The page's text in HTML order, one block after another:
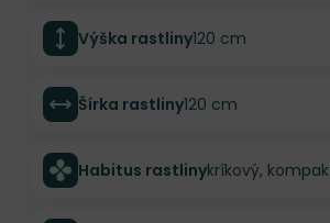
Výška rastliny120 cm
Šírka rastliny120 cm
Habitus rastlinykríkový,